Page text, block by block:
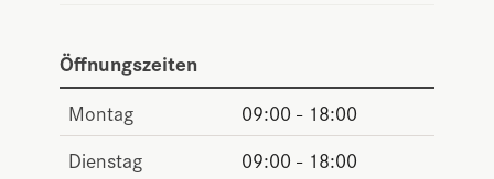
Öffnungszeiten
Montag
09:00 - 18:00
Dienstag
09:00 - 18:00